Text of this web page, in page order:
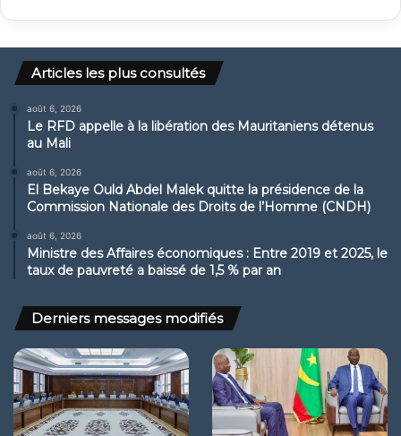
Articles les plus consultés
août 6, 2026
Le RFD appelle à la libération des Mauritaniens détenus
au Mali
août 6, 2026
El Bekaye Ould Abdel Malek quitte la présidence de la
Commission Nationale des Droits de l’Homme (CNDH)
août 6, 2026
Ministre des Affaires économiques : Entre 2019 et 2025, le
taux de pauvreté a baissé de 1,5 % par an
Derniers messages modifiés